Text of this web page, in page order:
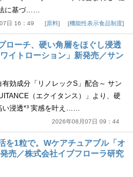
に基づ……
日 16：49 原料 機能性表示食品制度
ローチ、硬い角層をほぐし浸透
ワイトローション」新発売／サン
有効成分「リノレックS」配合～ サン
（エクイタンス）」より、硬
い浸透*³ 実感を叶え……
2026年08月07日 09：44
を1粒で。Wケアチュアブル「オ
売／株式会社イブフローラ研究